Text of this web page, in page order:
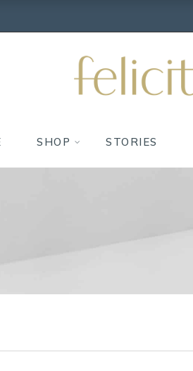
SHOP STORIES